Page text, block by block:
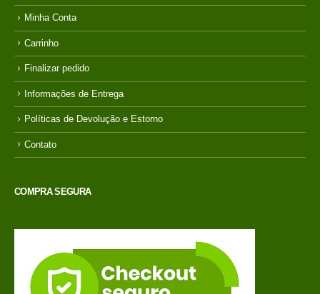
Minha Conta
Carrinho
Finalizar pedido
Informações de Entrega
Políticas de Devolução e Estorno
Contato
COMPRA SEGURA